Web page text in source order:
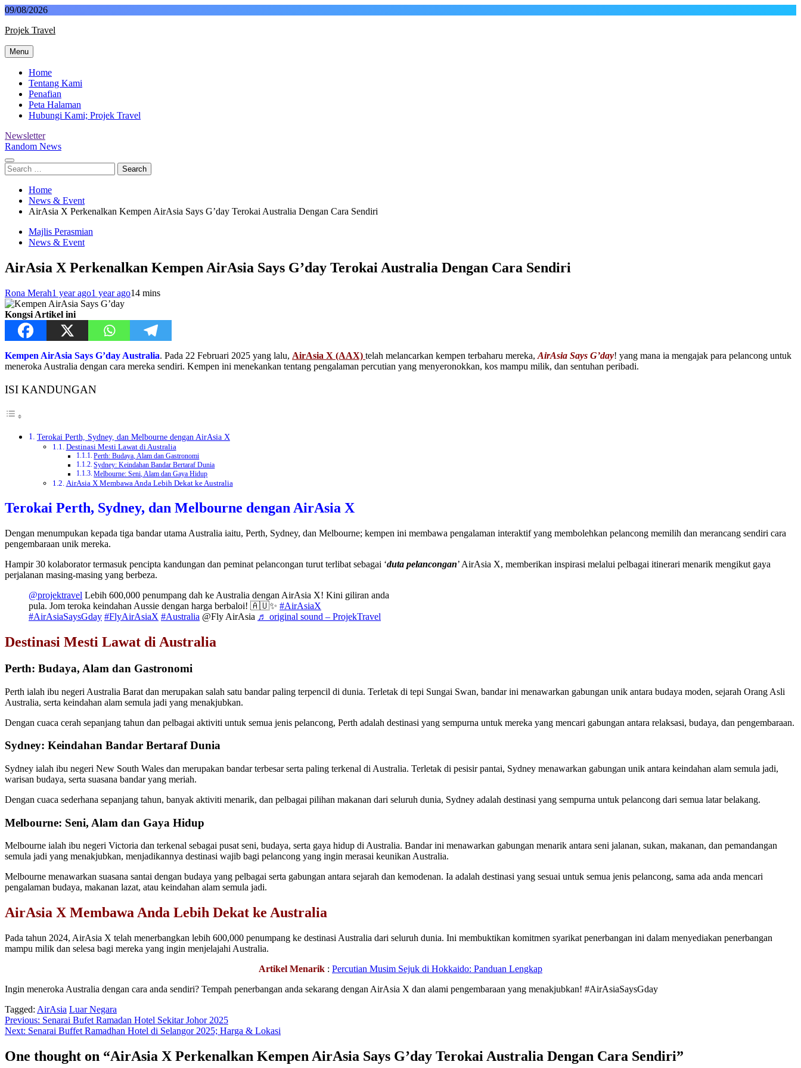
Skip
content
09/08/2026
Projek Travel
Malaysia Travel Portal
Menu
Home
Tentang Kami
Penafian
Peta Halaman
Hubungi Kami; Projek Travel
Newsletter
Random News
Search
for:
Home
News & Event
AirAsia X Perkenalkan Kempen AirAsia Says G’day Terokai Australia Dengan Cara Sendiri
Majlis Perasmian
News & Event
AirAsia X Perkenalkan Kempen AirAsia Says G’day Terokai Australia Dengan Cara Sendiri
Rona Merah1 year ago1 year ago14 mins
Kongsi Artikel ini
Kempen AirAsia Says G’day Australia. Pada 22 Februari 2025 yang lalu, AirAsia X (AAX) telah melancarkan kempen terbaharu mereka, AirAsia Says G’day! yang mana ia mengajak para pelancong untuk
meneroka Australia dengan cara mereka sendiri. Kempen ini menekankan tentang pengalaman percutian yang menyeronokkan, kos mampu milik, dan sentuhan peribadi.
ISI KANDUNGAN
Terokai Perth, Sydney, dan Melbourne dengan AirAsia X
Destinasi Mesti Lawat di Australia
Perth: Budaya, Alam dan Gastronomi
Sydney: Keindahan Bandar Bertaraf Dunia
Melbourne: Seni, Alam dan Gaya Hidup
AirAsia X Membawa Anda Lebih Dekat ke Australia
Terokai Perth, Sydney, dan Melbourne dengan AirAsia X
Dengan menumpukan kepada tiga bandar utama Australia iaitu, Perth, Sydney, dan Melbourne; kempen ini membawa pengalaman interaktif yang membolehkan pelancong memilih dan merancang sendiri cara
pengembaraan unik mereka.
Hampir 30 kolaborator termasuk pencipta kandungan dan peminat pelancongan turut terlibat sebagai ‘duta pelancongan’ AirAsia X, memberikan inspirasi melalui pelbagai itinerari menarik mengikut gaya
perjalanan masing-masing yang berbeza.
@projektravel Lebih 600,000 penumpang dah ke Australia dengan AirAsia X! Kini giliran anda
pula. Jom teroka keindahan Aussie dengan harga berbaloi! 🇦🇺✨ #AirAsiaX
#AirAsiaSaysGday #FlyAirAsiaX #Australia @Fly AirAsia ♬ original sound – ProjekTravel
Destinasi Mesti Lawat di Australia
Perth: Budaya, Alam dan Gastronomi
Perth ialah ibu negeri Australia Barat dan merupakan salah satu bandar paling terpencil di dunia. Terletak di tepi Sungai Swan, bandar ini menawarkan gabungan unik antara budaya moden, sejarah Orang Asli
Australia, serta keindahan alam semula jadi yang menakjubkan.
Dengan cuaca cerah sepanjang tahun dan pelbagai aktiviti untuk semua jenis pelancong, Perth adalah destinasi yang sempurna untuk mereka yang mencari gabungan antara relaksasi, budaya, dan pengembaraan.
Sydney: Keindahan Bandar Bertaraf Dunia
Sydney ialah ibu negeri New South Wales dan merupakan bandar terbesar serta paling terkenal di Australia. Terletak di pesisir pantai, Sydney menawarkan gabungan unik antara keindahan alam semula jadi,
warisan budaya, serta suasana bandar yang meriah.
Dengan cuaca sederhana sepanjang tahun, banyak aktiviti menarik, dan pelbagai pilihan makanan dari seluruh dunia, Sydney adalah destinasi yang sempurna untuk pelancong dari semua latar belakang.
Melbourne: Seni, Alam dan Gaya Hidup
Melbourne ialah ibu negeri Victoria dan terkenal sebagai pusat seni, budaya, serta gaya hidup di Australia. Bandar ini menawarkan gabungan menarik antara seni jalanan, sukan, makanan, dan pemandangan
semula jadi yang menakjubkan, menjadikannya destinasi wajib bagi pelancong yang ingin merasai keunikan Australia.
Melbourne menawarkan suasana santai dengan budaya yang pelbagai serta gabungan antara sejarah dan kemodenan. Ia adalah destinasi yang sesuai untuk semua jenis pelancong, sama ada anda mencari
pengalaman budaya, makanan lazat, atau keindahan alam semula jadi.
AirAsia X Membawa Anda Lebih Dekat ke Australia
Pada tahun 2024, AirAsia X telah menerbangkan lebih 600,000 penumpang ke destinasi Australia dari seluruh dunia. Ini membuktikan komitmen syarikat penerbangan ini dalam menyediakan penerbangan
mampu milik dan selesa bagi mereka yang ingin menjelajahi Australia.
Artikel Menarik : Percutian Musim Sejuk di Hokkaido: Panduan Lengkap
Ingin meneroka Australia dengan cara anda sendiri? Tempah penerbangan anda sekarang dengan AirAsia X dan alami pengembaraan yang menakjubkan! #AirAsiaSaysGday
Tagged: AirAsia Luar Negara
Post
navigation
Previous: Senarai Bufet Ramadan Hotel Sekitar Johor 2025
Next: Senarai Buffet Ramadhan Hotel di Selangor 2025; Harga & Lokasi
One thought on “AirAsia X Perkenalkan Kempen AirAsia Says G’day Terokai Australia Dengan Cara Sendiri”